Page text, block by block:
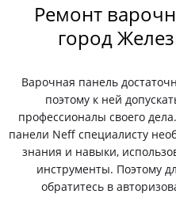
Ремонт
город
Варочная панель
поэтому к ней
профессионалы своего
панели Neff специалисту
знания и навыки,
инструменты. Поэтому
обратитесь в